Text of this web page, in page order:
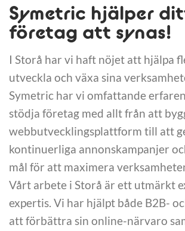
Symetric hjälper
företag att synas!
I Storå har vi haft nöjet att hjälpa
utveckla och växa sina
Symetric har vi omfattande
stödja företag med allt från att
webbutvecklingsplattform till att
kontinuerliga annonskampanjer
mål för att maximera
Vårt arbete i Storå är ett utmärkt
expertis. Vi har hjälpt både B2B-
att förbättra sin online-närvaro